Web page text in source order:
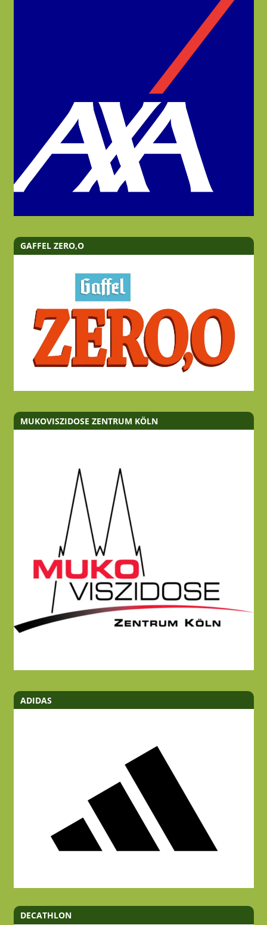
GAFFEL ZERO,O
MUKOVISZIDOSE ZENTRUM KÖLN
ADIDAS
DECATHLON